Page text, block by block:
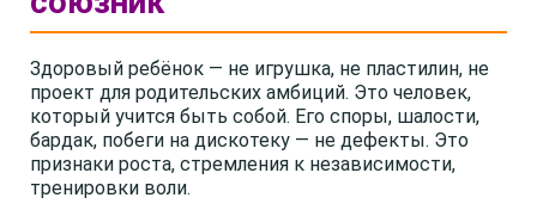
Здоровый ребёнок — не игрушка, не пластилин, не
проект для родительских амбиций. Это человек,
который учится быть собой. Его споры, шалости,
бардак, побеги на дискотеку — не дефекты. Это
признаки роста, стремления к независимости,
тренировки воли.